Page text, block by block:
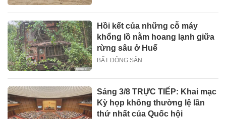
Hồi kết của những cỗ máy
khổng lồ nằm hoang lạnh giữa
rừng sâu ở Huế
BẤT ĐỘNG SẢN
Sáng 3/8 TRỰC TIẾP: Khai mạc
Kỳ họp không thường lệ lần
thứ nhất của Quốc hội